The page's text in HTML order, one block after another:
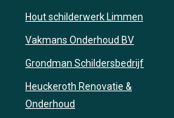
Hout schilderwerk Limmen
Vakmans Onderhoud BV
Grondman Schildersbedrijf
Heuckeroth Renovatie &
Onderhoud